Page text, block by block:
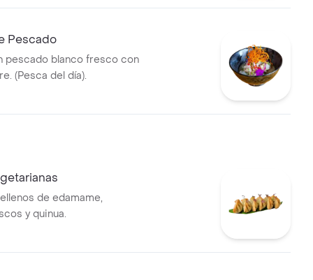
Pescado
pescado blanco fresco con
(Pesca del día).
de edamame,
y quinua.